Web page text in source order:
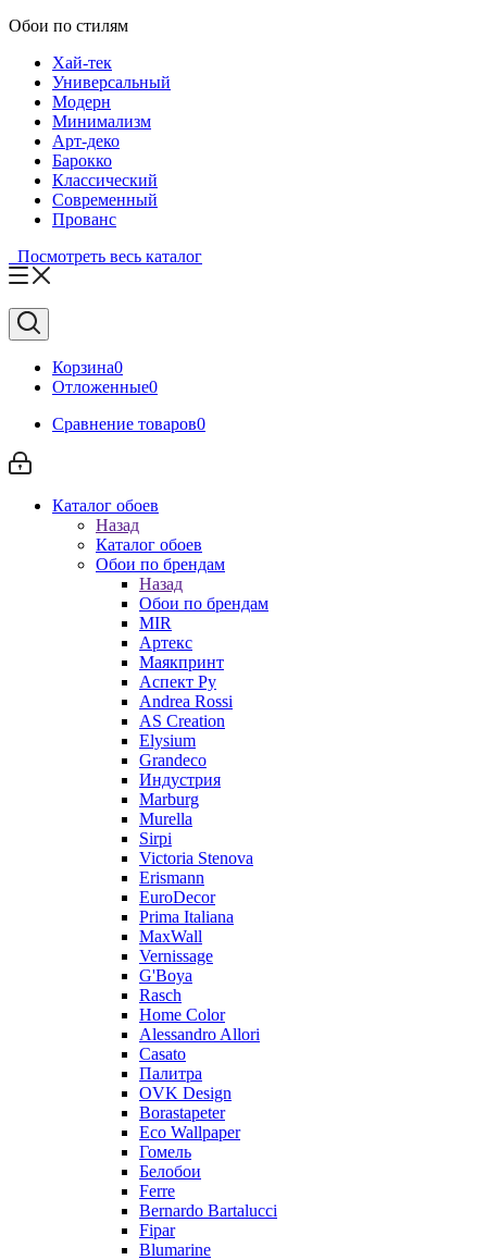
Обои по стилям
Хай-тек
Универсальный
Модерн
Минимализм
Арт-деко
Барокко
Классический
Современный
Прованс
Посмотреть весь каталог
Корзина0
Отложенные0
Сравнение товаров0
Каталог обоев
Назад
Каталог обоев
Обои по брендам
Назад
Обои по брендам
MIR
Артекс
Маякпринт
Аспект Ру
Andrea Rossi
AS Creation
Elysium
Grandeco
Индустрия
Marburg
Murella
Sirpi
Victoria Stenova
Erismann
EuroDecor
Prima Italiana
MaxWall
Vernissage
G'Boya
Rasch
Home Color
Alessandro Allori
Casato
Палитра
OVK Design
Borastapeter
Eco Wallpaper
Гомель
Белобои
Ferre
Bernardo Bartalucci
Fipar
Blumarine